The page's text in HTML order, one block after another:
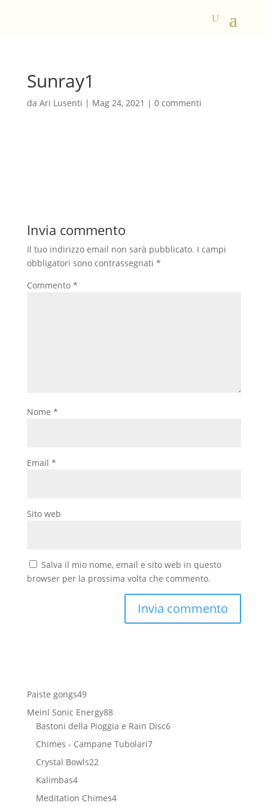
Sunray1
da Ari Lusenti | Mag 24, 2021 | 0 commenti
Invia commento
Il tuo indirizzo email non sarà pubblicato. I campi
obbligatori sono contrassegnati *
Commento *
Nome *
Email *
Sito web
Salva il mio nome, email e sito web in questo
browser per la prossima volta che commento.
Paiste gongs4949
prodotti
Meinl Sonic Energy8888
prodotti
Bastoni della Pioggia e Rain Disc66
Chimes - Campane Tubolari77
Crystal Bowls2222
Kalimbas44
prodotti
Meditation Chimes44